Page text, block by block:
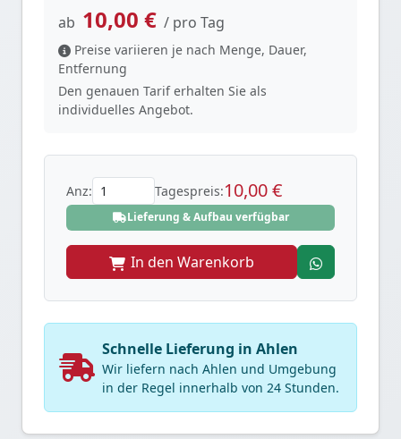
ab 10,00 € / pro Tag
Preise variieren je nach Menge, Dauer,
Entfernung
Den genauen Tarif erhalten Sie als
individuelles Angebot.
Anz: Tagespreis:10,00 €
Lieferung & Aufbau verfügbar
In den Warenkorb
Schnelle Lieferung in Ahlen
Wir liefern nach Ahlen und Umgebung
in der Regel innerhalb von 24 Stunden.